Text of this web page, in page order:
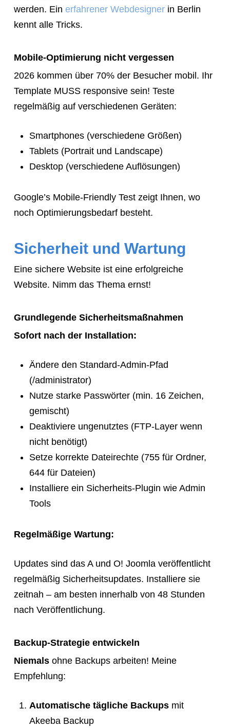
werden. Ein erfahrener Webdesignerin Berlin
kennt alle Tricks.
Mobile-Optimierung nicht vergessen
2026 kommen über 70% der Besucher mobil. Ihr
Template MUSS responsive sein! Teste
regelmäßig auf verschiedenen Geräten:
Smartphones (verschiedene Größen)
Tablets (Portrait und Landscape)
Desktop (verschiedene Auflösungen)
Google’s Mobile-Friendly Test zeigt Ihnen, wo
noch Optimierungsbedarf besteht.
Sicherheit und Wartung
Eine sichere Website ist eine erfolgreiche
Website. Nimm das Thema ernst!
Grundlegende Sicherheitsmaßnahmen
Sofort nach der Installation:
Ändere den Standard-Admin-Pfad
(/administrator)
Nutze starke Passwörter (min. 16 Zeichen,
gemischt)
Deaktiviere ungenutztes (FTP-Layer wenn
nicht benötigt)
Setze korrekte Dateirechte (755 für Ordner,
644 für Dateien)
Installiere ein Sicherheits-Plugin wie Admin
Tools
Regelmäßige Wartung:
Updates sind das A und O! Joomla veröffentlicht
regelmäßig Sicherheitsupdates. Installiere sie
zeitnah – am besten innerhalb von 48 Stunden
nach Veröffentlichung.
Backup-Strategie entwickeln
Niemalsohne Backups arbeiten! Meine
Empfehlung:
Automatische tägliche Backupsmit
Akeeba Backup